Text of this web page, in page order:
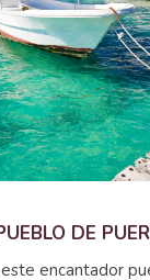
DE
encantador